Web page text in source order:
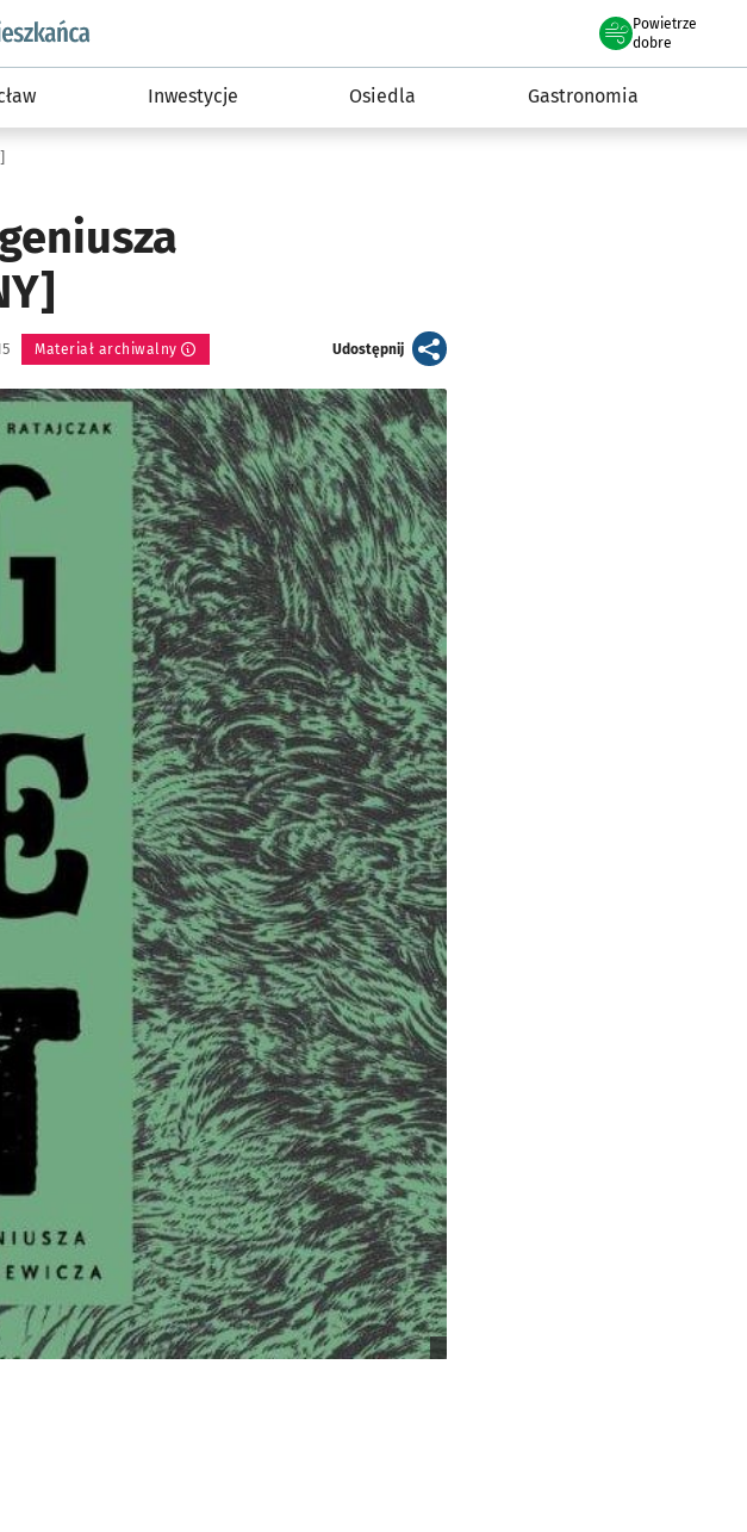
podserwis: Dla mieszkańca
Powietrze
we Wrocławiu
dobre
Inwestycje Osiedla Gastronomia
Materiał archiwalny Udostępnijartykuł